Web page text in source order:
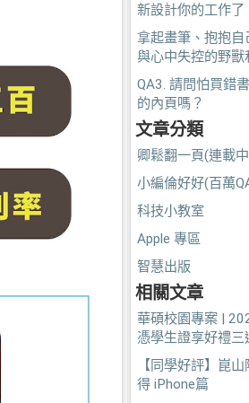
新設計你的工作了
拿起畫筆、抱抱
與心中失控的野獸
QA3. 請問怕買錯
的內頁嗎？
文章分類
卿鬆翻一頁(連載
小編倫好好(百萬
科技小教室
Apple 專區
智慧出版
相關文章
華碩校園專案 |
憑學生證享好禮三
【同學好評】崑
得 iPhone篇